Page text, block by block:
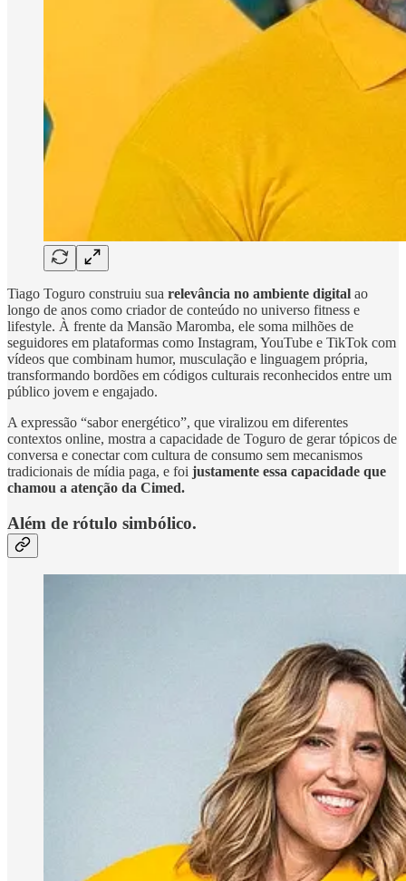
Tiago Toguro construiu sua relevância no ambiente digital ao
longo de anos como criador de conteúdo no universo fitness e
lifestyle. À frente da Mansão Maromba, ele soma milhões de
seguidores em plataformas como Instagram, YouTube e TikTok com
vídeos que combinam humor, musculação e linguagem própria,
transformando bordões em códigos culturais reconhecidos entre um
público jovem e engajado.
A expressão “sabor energético”, que viralizou em diferentes
contextos online, mostra a capacidade de Toguro de gerar tópicos de
conversa e conectar com cultura de consumo sem mecanismos
tradicionais de mídia paga, e foi justamente essa capacidade que
chamou a atenção da Cimed.
Além de rótulo simbólico.